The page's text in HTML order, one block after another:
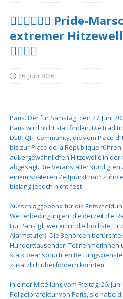
🏳️‍🌈🏳️‍🌈🏳️‍🌈 Pride-
extremer
🏳️‍🌈🏳️‍🌈
26. Juni 2026
Paris. Der für Samstag, den 27. Juni
Paris wird nicht stattfinden. Die
LGBTQI+-Community, die vom Place
bis zur Place de la République
außergewöhnlichen Hitzewelle in
abgesagt. Die Veranstalter kündigten
einem späteren Zeitpunkt
bislang jedoch nicht fest.
Ausschlaggebend für die
Wetterbedingungen, die derzeit die
Für Paris gilt weiterhin die höchste
Alarmstufe“). Die Behörden
Hunderttausenden Teilnehmerinnen
stark beanspruchten
zusätzlich überfordern könnten.
In einer Mitteilung vom Freitag, 26.
Polizeipräfektur von Paris, sie habe